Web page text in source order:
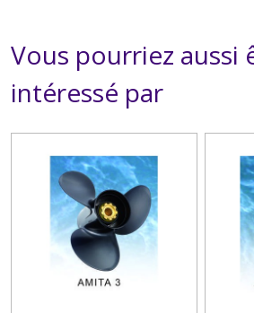
Vous pourriez aussi
intéressé par